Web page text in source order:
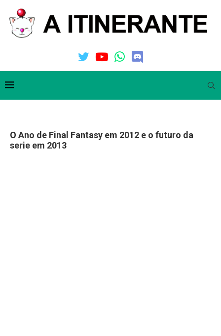
O Ano de Final Fantasy em 2012 e o futuro da
serie em 2013